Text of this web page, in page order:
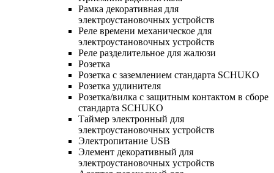
Рамка декоративная для
электроустановочных устройств
Реле времени механическое для
электроустановочных устройств
Реле разделительное для жалюзи
Розетка
Розетка с заземлением стандарта SCHUKO
Розетка удлинителя
Розетка/вилка с защитным контактом в сборе
стандарта SCHUKO
Таймер электронный для
электроустановочных устройств
Электропитание USB
Элемент декоративный для
электроустановочных устройств